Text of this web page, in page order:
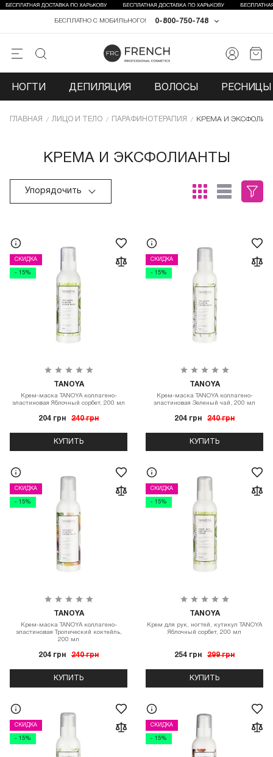
0-800-750-748
БЕСПЛАТНО С МОБИЛЬНОГО!
НОГТИ ДЕПИЛЯЦИЯ ВОЛОСЫ РЕСНИЦЫ
ГЛАВНАЯ ЛИЦО И ТЕЛО ПАРАФИНОТЕРАПИЯ КРЕМА И
КРЕМА И ЭКСФОЛИАНТЫ
Упорядочить
СКИДКА
- 15%
TANOYA
Крем-маска TANOYA коллагено-
эластиновая Яблочный сорбет, 200 мл
204 грн 240 грн
КУПИТЬ
СКИДКА
- 15%
TANOYA
Крем-маска TANOYA коллагено-
эластиновая Зеленый чай, 200 мл
204 грн 240 грн
КУПИТЬ
СКИДКА
- 15%
TANOYA
Крем-маска TANOYA коллагено-
эластиновая Тропический коктейль,
200 мл
204 грн 240 грн
КУПИТЬ
СКИДКА
- 15%
TANOYA
Крем для рук, ногтей, кутикул TANOYA
Яблочный сорбет, 200 мл
254 грн 299 грн
КУПИТЬ
СКИДКА
- 15%
СКИДКА
- 15%